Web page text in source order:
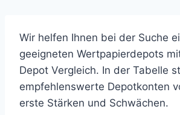
Wir helfen Ihnen bei der Suche
geeigneten Wertpapierdepots
Depot Vergleich. In der Tabelle
empfehlenswerte Depotkonten
erste Stärken und Schwächen.